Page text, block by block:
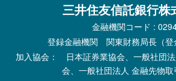
三井住友信託銀行株
金融機関コード :
登録金融機関 関東財務局長（登
加入協会： 日本証券業協会、一般社団
会、一般社団法人 金融先物